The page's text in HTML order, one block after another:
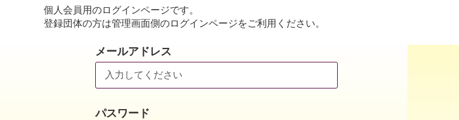
個人会員用のログインページです。
登録団体の方は管理画面側のログインページをご利用ください。
メールアドレス
パスワード